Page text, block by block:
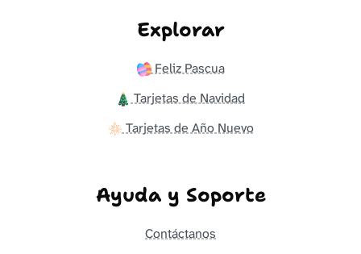
Explorar
Feliz Pascua
Tarjetas de Navidad
Tarjetas de Año Nuevo
Ayuda y Soporte
Contáctanos